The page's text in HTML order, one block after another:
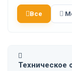
Все
Техническое